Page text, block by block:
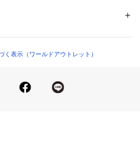
ロスのツイル。
が特長です。
けます。
でドレススタイルが完成します。
表示（ワールドアウトレット）